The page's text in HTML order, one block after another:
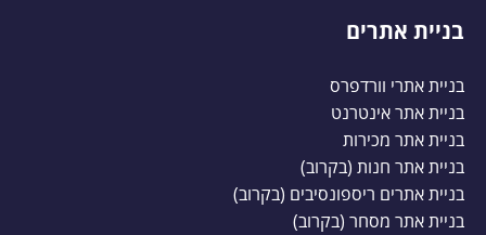
בניית אתרים
בניית אתרי וורדפרס
בניית אתר אינטרנט
בניית אתר מכירות
בניית אתר חנות (בקרוב)
בניית אתרים ריספונסיבים (בקרוב)
בניית אתר מסחר (בקרוב)